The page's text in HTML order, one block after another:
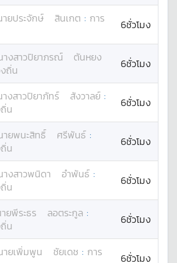
ายประจักษ์ สินเกต : การ
6ชั่วโมง
างสาวปิยาภรณ์
ตันหยง
ถิ่น 6ชั่วโมง
างสาวปิยาภัทร์ สังวาลย์ :
น
6ชั่วโมง
ายพนะสิทธิ์ ศรีพันธ์ :
น
6ชั่วโมง
างสาวพนิดา อำพันธ์ :
น
6ชั่วโมง
ยพีระธร ลอตระกูล :
น
6ชั่วโมง
ายเพิ่มพูน ชัยเดช : การ
6ชั่วโมง